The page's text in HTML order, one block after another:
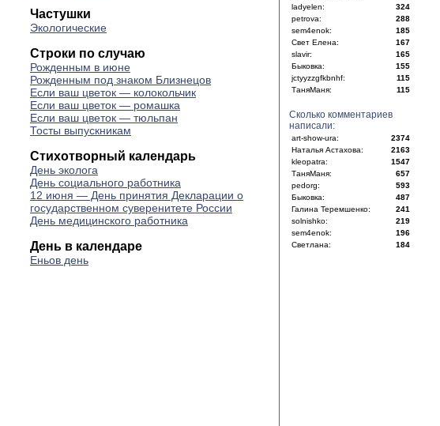
Частушки
Экологические
Строки по случаю
Рожденным в июне
Рожденным под знаком Близнецов
Если ваш цветок — колокольчик
Если ваш цветок — ромашка
Если ваш цветок — тюльпан
Тосты выпускникам
Стихотворный календарь
День эколога
День социального работника
12 июня — День принятия Декла­рации о
государственном сувере­нитете России
День медицинского работника
День в календаре
Еньов день
ladyelen:
324
petrova:
288
sem4enok:
185
Свет Елена:
167
slavir:
165
Быковка:
155
jctyyzzgfkbnhf:
115
ТаняМаня:
115
Сколько комментариев
написали:
art-show-ura:
2374
Наталья Астахова:
2163
kleopatra:
1547
ТаняМаня:
657
pedorg:
593
Быковка:
487
Галина Теремшенко:
241
solnishko:
219
sem4enok:
196
Светлана:
184